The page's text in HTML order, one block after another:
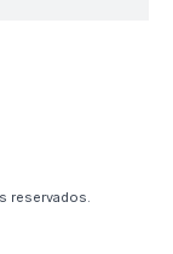
reservados.